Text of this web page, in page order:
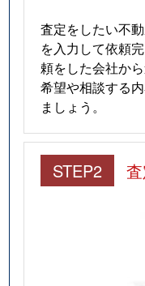
査定をしたい不
を入力して依頼
頼をした会社から
希望や相談する
ましょう。
STEP2